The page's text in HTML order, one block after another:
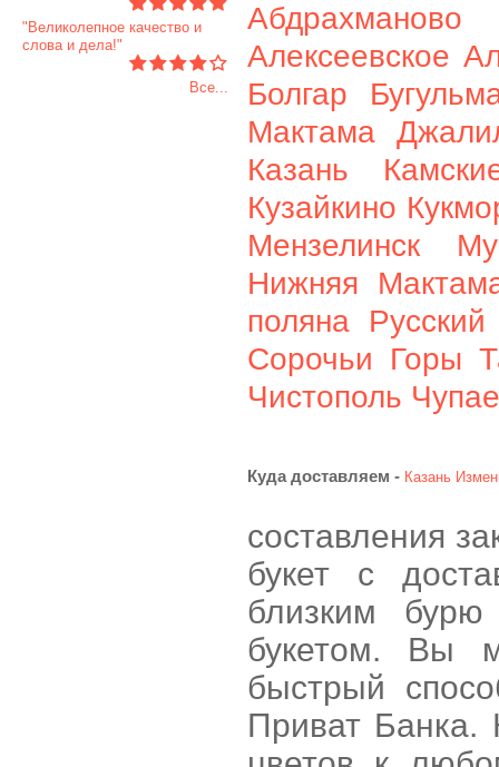
"Великолепное качество и
слова и дела!"
Все...
Абдрахманово
Алексеевское
Болгар
Мактама
Казань
Кузайкино
Мензелинск
Нижняя
поляна
Сорочьи Горы
Чистополь
Куда доставляем - Казань
составления
букет с
близким
букетом. Вы
быстрый
Приват Банка.